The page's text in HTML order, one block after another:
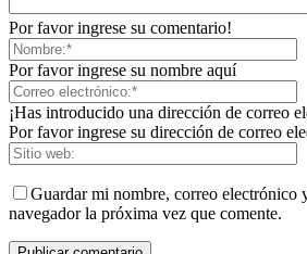
Por favor ingrese su comentario!
Por favor ingrese su nombre aquí
¡Has introducido una dirección de correo
Por favor ingrese su dirección de correo
Guardar mi nombre, correo electrónico
navegador la próxima vez que comente.